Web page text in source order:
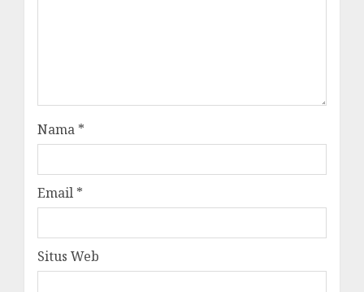
Nama *
Email *
Situs Web